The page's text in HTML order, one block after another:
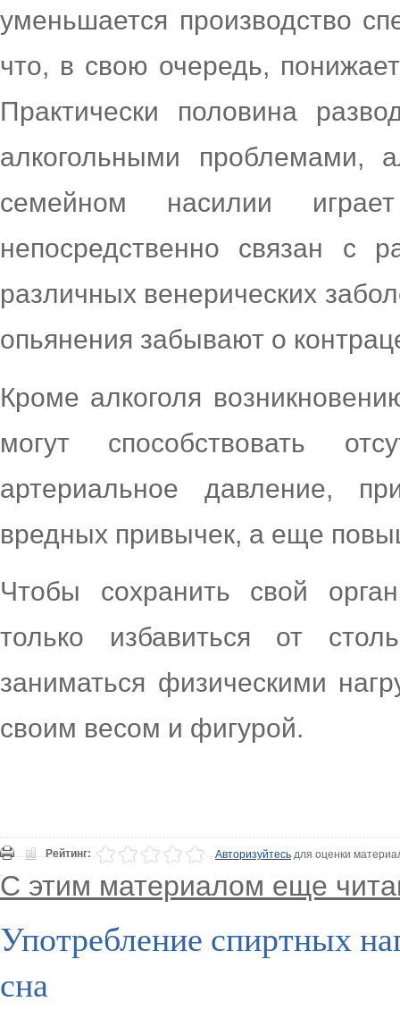
уменьшается производство
что, в свою очередь,
Практически половина
алкогольными проблемами,
семейном насилии
непосредственно связан с
различных венерических
опьянения забывают о
Кроме алкоголя
могут способствовать
артериальное давление,
вредных привычек, а еще
Чтобы сохранить свой
только избавиться от
заниматься физическими
своим весом и фигурой.
Рейтинг: Авторизуйтесьдля оценки
С этим материалом еще
Употребление спиртных
сна